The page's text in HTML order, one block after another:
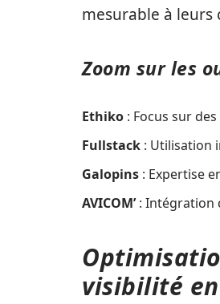
mesurable à leurs
Zoom sur les
Ethiko : Focus sur
Fullstack : Utilisation
Galopins : Expertise
AVICOM’: Intégration
visibilité